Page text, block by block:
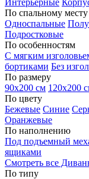
Интерьерные
По спальному месту
Односпальные
Подростковые
По особенностям
С мягким
бортиками Без
По размеру
90х200 см 120х200
По цвету
Бежевые Синие
Оранжевые
По наполнению
Под подъемный
ящиками
Смотреть все
По типу